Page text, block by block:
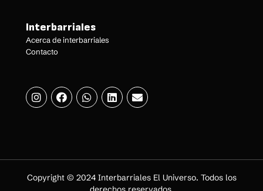
Interbarriales
Acerca de interbarriales
Contacto
Copyright © 2024 Interbarriales El Universo. Todos los